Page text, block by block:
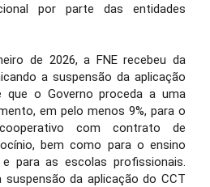
por parte das entidades
de 2026, a FNE recebeu da
a suspensão da aplicação
que o Governo proceda a uma
em pelo menos 9%, para o
com contrato de
bem como para o ensino
para as escolas profissionais.
suspensão da aplicação do CCT